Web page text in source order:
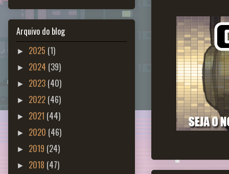
Arquivo do blog
► 2025 (1)
► 2024 (39)
► 2023 (40)
► 2022 (46)
► 2021 (44)
► 2020 (46)
► 2019 (24)
► 2018 (47)